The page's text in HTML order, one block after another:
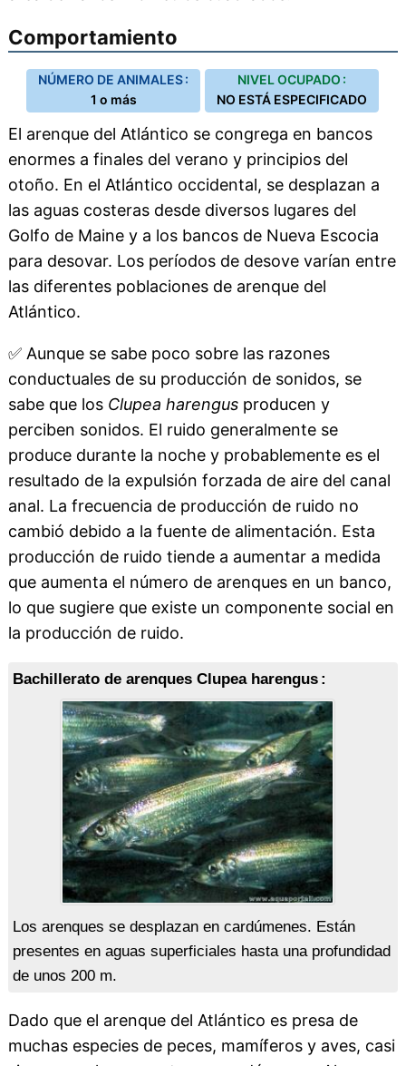
Comportamiento
NÚMERO DE ANIMALES :
1 o más
NIVEL OCUPADO :
NO ESTÁ ESPECIFICADO
El arenque del Atlántico se congrega en bancos
enormes a finales del verano y principios del
otoño. En el Atlántico occidental, se desplazan a
las aguas costeras desde diversos lugares del
Golfo de Maine y a los bancos de Nueva Escocia
para desovar. Los períodos de desove varían entre
las diferentes poblaciones de arenque del
Atlántico.
✅Aunque se sabe poco sobre las razones
conductuales de su producción de sonidos, se
sabe que los Clupea harengusproducen y
perciben sonidos. El ruido generalmente se
produce durante la noche y probablemente es el
resultado de la expulsión forzada de aire del canal
anal. La frecuencia de producción de ruido no
cambió debido a la fuente de alimentación. Esta
producción de ruido tiende a aumentar a medida
que aumenta el número de arenques en un banco,
lo que sugiere que existe un componente social en
la producción de ruido.
Bachillerato de arenques Clupea harengus :
Los arenques se desplazan en cardúmenes. Están
presentes en aguas superficiales hasta una profundidad
de unos 200 m.
Dado que el arenque del Atlántico es presa de
muchas especies de peces, mamíferos y aves, casi